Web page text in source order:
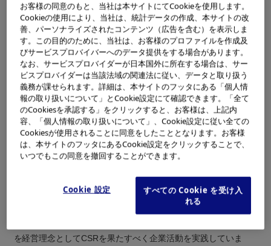
拠点：八王子技術開発センター、日の出工場、伊那事業場、辰
野事業場、会津オリンパス（株）でゼロエミッションを達成し
ました。（2003年1月～8月の実績に基づく）当社では｢最終処
分量｣の削減を第一に考え、「中間処理後の埋立量を総排出量の
1％以下とする｣ことをゼロエミッションの到達基準としていま
す。社長はじめ経営トップの強い意志と、全社員に対する環境
教育、徹底したリサイクル活動,また目標値の明示公表と更に推
進事務局と職場の一体となった環境活動を展開したことなどが
今回のゼロエミッション達成につながりました。 更に2004年度
に国内の全生産拠点でゼロエミッション達成を目指します。
*
1
ゼロエミッションとは、地球の限られた資源の使用効
率を高め、廃棄物（エミッション）がゼロを目指すと
近年、企業経営において、CSR（Corporate Social Responsibilit
y）：｢企業の社会的責任｣が注目されるようになってきました。
を経営理念としてCSRを果たすべく企業活動を実践していま
お客様の同意のもと、当社は本サイトにてCookieを使用します。
Cookieの使用により、当社は、統計データの作成、本サイトの改
善、パーソナライズされたコンテンツ（広告を含む）を表示しま
す。この目的のために、当社は、お客様のプロファイルを作成及
びサービスプロバイバーへのデータ提供をする場合があります。
なお、サービスプロバイダーが日本国外に所在する場合は、サー
ビスプロバイダーは当該法域の関連法に従い、データと取り扱う
義務が課せられます。詳細は、本サイトのフッタにある「個人情
報の取り扱いについて」とCookie設定にて確認できます。「全て
のCookiesを承認する」をクリックすると、お客様は、上記内
容、「個人情報の取り扱いについて」、Cookie設定に従い全ての
Cookiesが使用されることに同意をしたこととなります。お客様
は、本サイトのフッタにあるCookie設定をクリックすることで、
いつでもこの同意を撤回することができます。
Cookie 設定
すべての Cookie を受け入
れる